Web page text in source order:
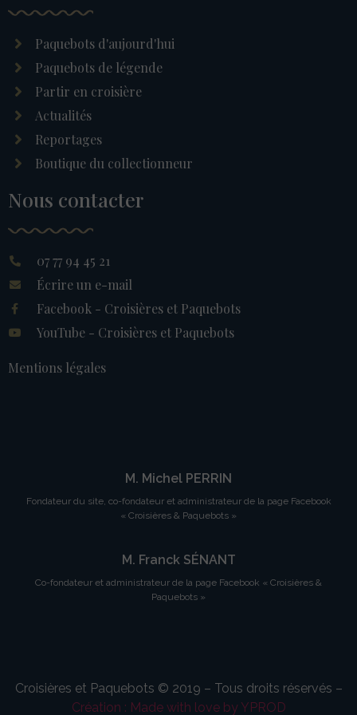
Paquebots d'aujourd'hui
Paquebots de légende
Partir en croisière
Actualités
Reportages
Boutique du collectionneur
Nous contacter
07 77 94 45 21
Écrire un e-mail
Facebook - Croisières et Paquebots
YouTube - Croisières et Paquebots
Mentions légales
M. Michel PERRIN
Fondateur du site, co-fondateur et administrateur de la page Facebook
« Croisières & Paquebots »
M. Franck SÉNANT
Co-fondateur et administrateur de la page Facebook « Croisières &
Paquebots »
Croisières et Paquebots © 2019 – Tous droits réservés –
Création : Made with love by YPROD